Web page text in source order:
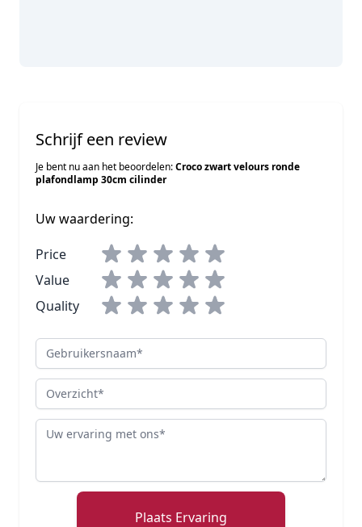
Schrijf een review
Je bent nu aan het beoordelen:Croco zwart velours ronde
plafondlamp 30cm cilinder
Uw waardering:
Price
Value
Quality
Gebruikersnaam
Overzicht
Review
Plaats Ervaring